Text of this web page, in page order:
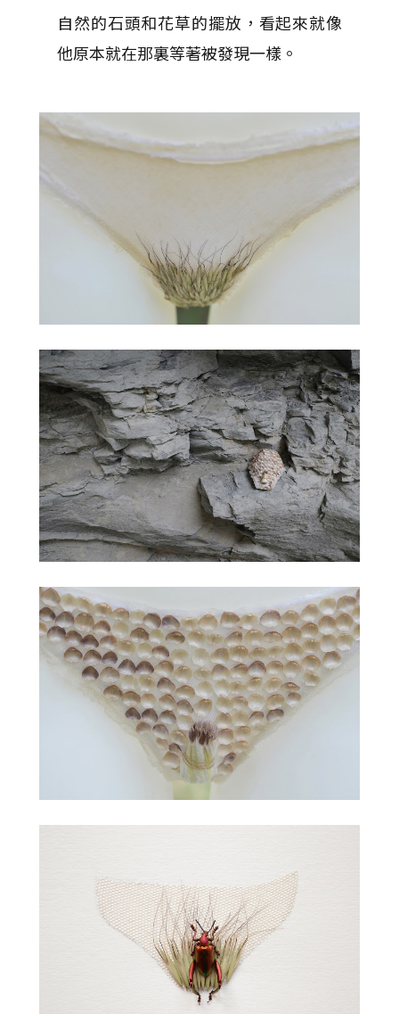
自然的石頭和花草的擺放，看起來就像
他原本就在那裏等著被發現一樣。